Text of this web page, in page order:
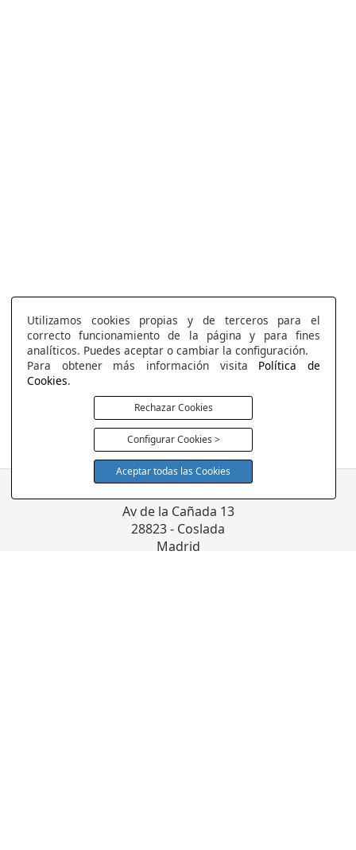
Utilizamos cookies propias y de terceros para el
correcto funcionamiento de la página y para fines
analíticos. Puedes aceptar o cambiar la configuración.
Para obtener más información visita Política de
Cookies.
Rechazar Cookies
Configurar Cookies >
Aceptar todas las Cookies
Av de la Cañada 13
28823 - Coslada
Madrid